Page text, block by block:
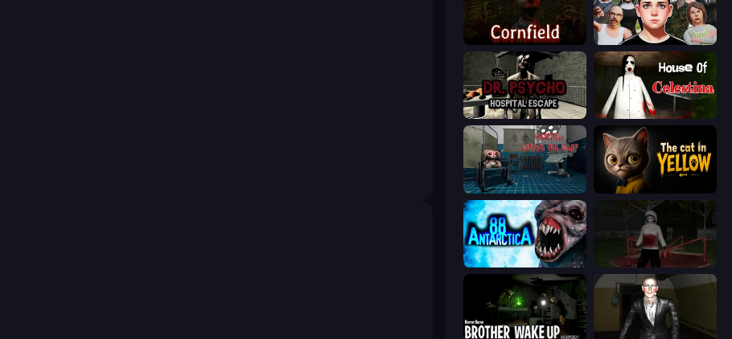
Cornfield Schoolboy Escape: Runaway
Dr. Psycho: Hospital Escape House of Celestina
Hospital: Survive the Night The Cat in Yellow
Antarctica 88 Jeff the Killer: Horrendous Smile